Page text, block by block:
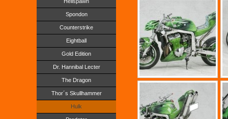
Spondon
Counterstrike
Eightball
Gold Edition
Dr. Hannibal Lecter
The Dragon
Thor´s Skullhammer
Hulk